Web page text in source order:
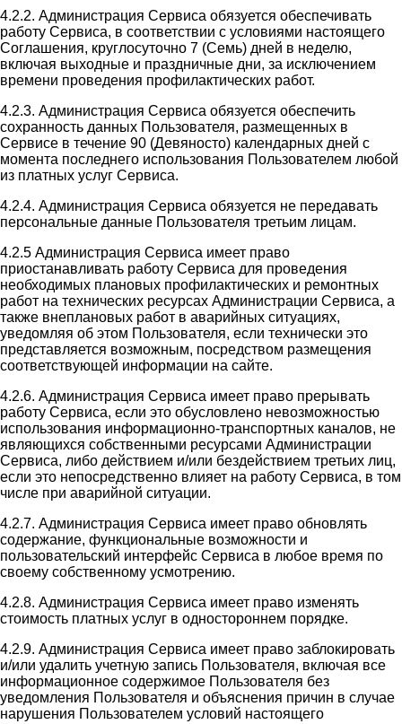
4.2.2. Администрация Сервиса обязуется обеспечивать
работу Сервиса, в соответствии с условиями настоящего
Соглашения, круглосуточно 7 (Семь) дней в неделю,
включая выходные и праздничные дни, за исключением
времени проведения профилактических работ.
4.2.3. Администрация Сервиса обязуется обеспечить
сохранность данных Пользователя, размещенных в
Сервисе в течение 90 (Девяносто) календарных дней с
момента последнего использования Пользователем любой
из платных услуг Сервиса.
4.2.4. Администрация Сервиса обязуется не передавать
персональные данные Пользователя третьим лицам.
4.2.5 Администрация Сервиса имеет право
приостанавливать работу Сервиса для проведения
необходимых плановых профилактических и ремонтных
работ на технических ресурсах Администрации Сервиса, а
также внеплановых работ в аварийных ситуациях,
уведомляя об этом Пользователя, если технически это
представляется возможным, посредством размещения
соответствующей информации на сайте.
4.2.6. Администрация Сервиса имеет право прерывать
работу Сервиса, если это обусловлено невозможностью
использования информационно-транспортных каналов, не
являющихся собственными ресурсами Администрации
Сервиса, либо действием и/или бездействием третьих лиц,
если это непосредственно влияет на работу Сервиса, в том
числе при аварийной ситуации.
4.2.7. Администрация Сервиса имеет право обновлять
содержание, функциональные возможности и
пользовательский интерфейс Сервиса в любое время по
своему собственному усмотрению.
4.2.8. Администрация Сервиса имеет право изменять
стоимость платных услуг в одностороннем порядке.
4.2.9. Администрация Сервиса имеет право заблокировать
и/или удалить учетную запись Пользователя, включая все
информационное содержимое Пользователя без
уведомления Пользователя и объяснения причин в случае
нарушения Пользователем условий настоящего